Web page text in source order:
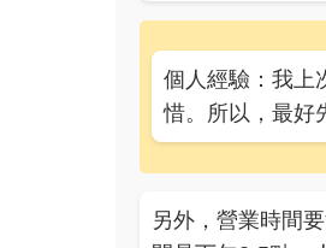
個人經驗：我上
惜。所以，最好
另外，營業時間